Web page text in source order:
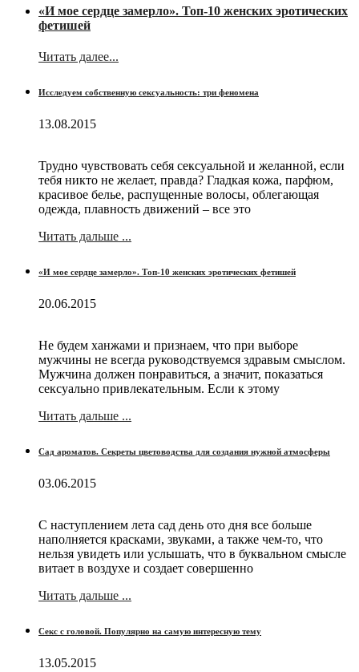
«И мое сердце замерло». Топ-10 женских эротических
фетишей
Читать далее...
Исследуем собственную сексуальность: три феномена
13.08.2015
Трудно чувствовать себя сексуальной и желанной, если
тебя никто не желает, правда? Гладкая кожа, парфюм,
красивое белье, распущенные волосы, облегающая
одежда, плавность движений – все это
Читать дальше ...
«И мое сердце замерло». Топ-10 женских эротических фетишей
20.06.2015
Не будем ханжами и признаем, что при выборе
мужчины не всегда руководствуемся здравым смыслом.
Мужчина должен понравиться, а значит, показаться
сексуально привлекательным. Если к этому
Читать дальше ...
Сад ароматов. Секреты цветоводства для создания нужной атмосферы
03.06.2015
С наступлением лета сад день ото дня все больше
наполняется красками, звуками, а также чем-то, что
нельзя увидеть или услышать, что в буквальном смысле
витает в воздухе и создает совершенно
Читать дальше ...
Секс с головой. Популярно на самую интересную тему
13.05.2015